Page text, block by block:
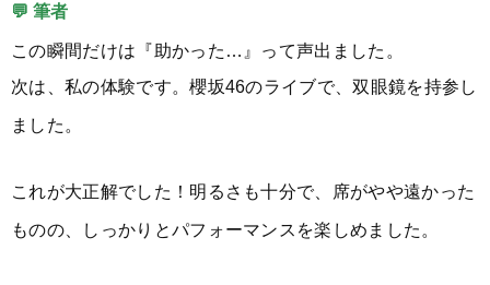
💬 筆者
この瞬間だけは『助かった…』って声出ました。
次は、私の体験です。櫻坂46のライブで、双眼鏡を持参し
ました。
これが大正解でした！明るさも十分で、席がやや遠かった
ものの、しっかりとパフォーマンスを楽しめました。